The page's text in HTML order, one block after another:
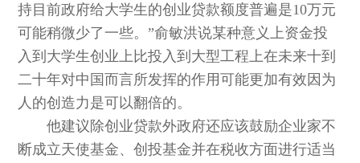
持目前政府给大学生的创业贷款额度普遍是10万元
可能稍微少了一些。”俞敏洪说某种意义上资金投
入到大学生创业上比投入到大型工程上在未来十到
二十年对中国而言所发挥的作用可能更加有效因为
人的创造力是可以翻倍的。
他建议除创业贷款外政府还应该鼓励企业家不
断成立天使基金、创投基金并在税收方面进行适当